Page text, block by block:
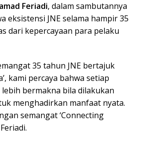
Feriadi, dalam sambutannya
eksistensi JNE selama hampir 35
dari kepercayaan para pelaku
35 tahun JNE bertajuk
kami percaya bahwa setiap
bermakna bila dilakukan
menghadirkan manfaat nyata.
semangat ‘Connecting